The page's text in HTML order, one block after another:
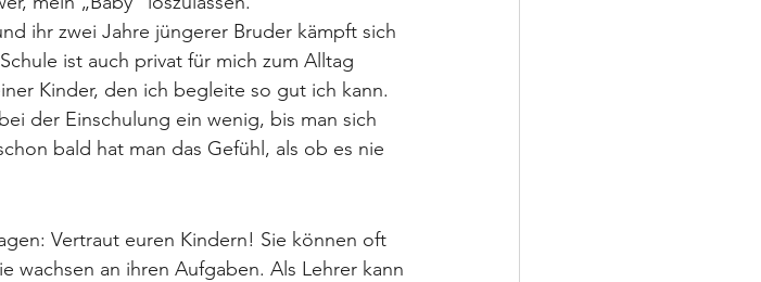
ihr zwei Jahre jüngerer Bruder kämpft sich
ist auch privat für mich zum Alltag
Kinder, den ich begleite so gut ich kann.
der Einschulung ein wenig, bis man sich
bald hat man das Gefühl, als ob es nie
Vertraut euren Kindern! Sie können oft
wachsen an ihren Aufgaben. Als Lehrer kann